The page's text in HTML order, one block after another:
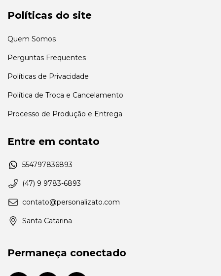
Políticas do site
Quem Somos
Perguntas Frequentes
Políticas de Privacidade
Política de Troca e Cancelamento
Processo de Produção e Entrega
Entre em contato
554797836893
(47) 9 9783-6893
contato@personalizato.com
Santa Catarina
Permaneça conectado